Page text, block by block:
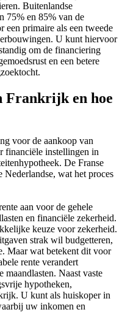
Buitenlandse
75% en 85% van de
primaire als een tweede
U kunt hiervoor
om de financiering
en een betere
Frankrijk en hoe
voor de aankoop van
financiële instellingen in
De Franse
wat het proces
aan voor de gehele
en financiële zekerheid.
keuze voor zekerheid.
strak wil budgetteren,
Maar wat betekent dit voor
rente verandert
Naast vaste
hypotheken,
U kunt als huiskoper in
uw inkomen en